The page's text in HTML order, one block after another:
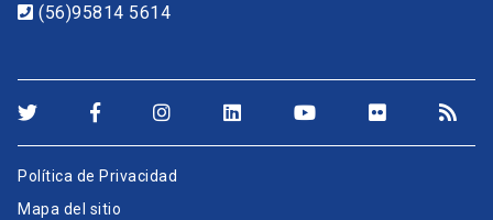
(56)95814 5614
Política de Privacidad
Mapa del sitio